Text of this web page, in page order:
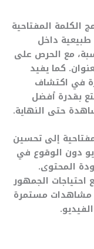
المفتاحية
طبيعية داخل
مع الحرص على
كما يفيد
في اكتشاف
بقدرة أفضل
حتى النهاية.
إلى تحسين
دون الوقوع في
المحتوى.
الجمهور
مشاهدات مستمرة